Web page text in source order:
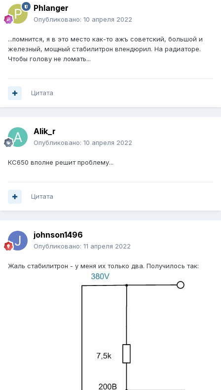
Phlanger
Опубликовано: 10 апреля 2022
...помнится, я в это место как-то ажъ советский, большой и
железный, мощный стабилитрон впендюрил. На радиаторе.
Чтобы голову не ломать...
Цитата
Alik_r
Опубликовано: 10 апреля 2022
КС650 вполне решит проблему...
Цитата
johnson1496
Опубликовано: 11 апреля 2022
Жаль стабилитрон - у меня их только два. Получилось так: